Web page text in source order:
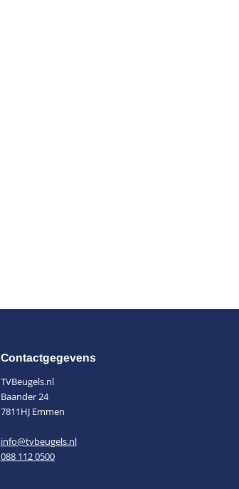
Contactgegevens
TVBeugels.nl
Baander 24
7811HJ Emmen
info@tvbeugels.nl
088 112 0500